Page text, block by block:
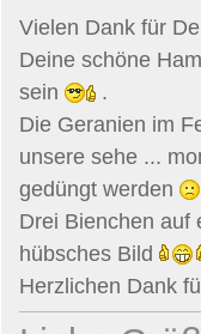
Vielen Dank für
Deine schöne
sein
.
Die Geranien im
unsere sehe ...
gedüngt werden
Drei Bienchen auf
hübsches Bild
Herzlichen Dank